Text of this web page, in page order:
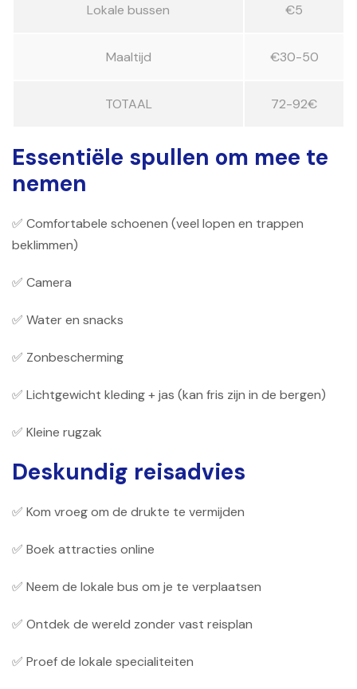
Lokale bussen €5
Maaltijd €30-50
TOTAAL 72-92€
Essentiële spullen om mee te
nemen
✅ Comfortabele schoenen (veel lopen en trappen
beklimmen)
✅ Camera
✅ Water en snacks
✅ Zonbescherming
✅ Lichtgewicht kleding + jas (kan fris zijn in de bergen)
✅ Kleine rugzak
Deskundig reisadvies
✅ Kom vroeg om de drukte te vermijden
✅ Boek attracties online
✅ Neem de lokale bus om je te verplaatsen
✅ Ontdek de wereld zonder vast reisplan
✅ Proef de lokale specialiteiten